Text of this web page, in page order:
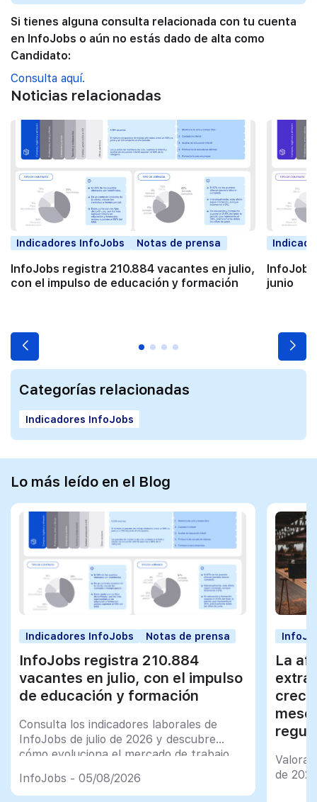
Si tienes alguna consulta relacionada con tu cuenta
en InfoJobs o aún no estás dado de alta como
Candidato:
Consulta aquí.
Noticias relacionadas
Indicadores InfoJobs Notas de prensa
InfoJobs registra 210.884 vacantes en julio,
con el impulso de educación y formación
junio
Categorías relacionadas
Indicadores InfoJobs
Lo más leído en el Blog
Indicadores InfoJobs Notas de prensa
InfoJobs registra 210.884
vacantes en julio, con el impulso
de educación y formación
Consulta los indicadores laborales de
InfoJobs de julio de 2026 y descubre
cómo evoluciona el mercado de trabajo
InfoJobs - 05/08/2026
La
de